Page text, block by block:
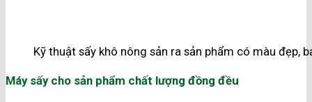
Kỹ thuật sấy khô nông sản ra sản phẩm có màu đẹp,
Máy sấy cho sản phẩm chất lượng đồng đều